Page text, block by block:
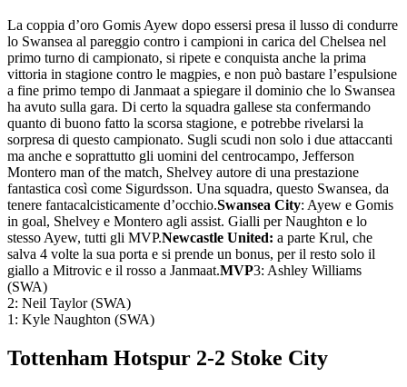
La coppia d’oro Gomis Ayew dopo essersi presa il lusso di condurre
lo Swansea al pareggio contro i campioni in carica del Chelsea nel
primo turno di campionato, si ripete e conquista anche la prima
vittoria in stagione contro le magpies, e non può bastare l’espulsione
a fine primo tempo di Janmaat a spiegare il dominio che lo Swansea
ha avuto sulla gara. Di certo la squadra gallese sta confermando
quanto di buono fatto la scorsa stagione, e potrebbe rivelarsi la
sorpresa di questo campionato. Sugli scudi non solo i due attaccanti
ma anche e soprattutto gli uomini del centrocampo, Jefferson
Montero man of the match, Shelvey autore di una prestazione
fantastica così come Sigurdsson. Una squadra, questo Swansea, da
tenere fantacalcisticamente d’occhio.Swansea City: Ayew e Gomis
in goal, Shelvey e Montero agli assist. Gialli per Naughton e lo
stesso Ayew, tutti gli MVP.Newcastle United: a parte Krul, che
salva 4 volte la sua porta e si prende un bonus, per il resto solo il
giallo a Mitrovic e il rosso a Janmaat.MVP3: Ashley Williams
(SWA)
2: Neil Taylor (SWA)
1: Kyle Naughton (SWA)
Tottenham Hotspur 2-2 Stoke City